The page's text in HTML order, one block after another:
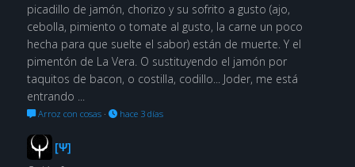
picadillo de jamón, chorizo y su sofrito a gusto (ajo,
cebolla, pimiento o tomate al gusto, la carne un poco
hecha para que suelte el sabor) están de muerte. Y el
pimentón de La Vera. O sustituyendo el jamón por
taquitos de bacon, o costilla, codillo... Joder, me está
entrando ...
Arroz con cosas· hace 3 días
[Ψ]